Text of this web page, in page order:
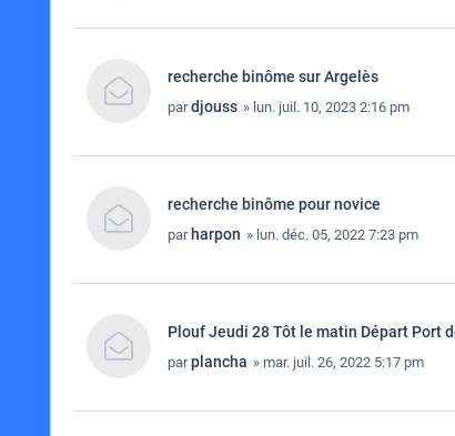
recherche binôme sur Argelès
pardjouss » lun. juil. 10, 2023 2:16 pm
recherche binôme pour novice
par harpon » lun. déc. 05, 2022 7:23 pm
Plouf Jeudi 28 Tôt le matin Départ Port
parplancha » mar. juil. 26, 2022 5:17 pm